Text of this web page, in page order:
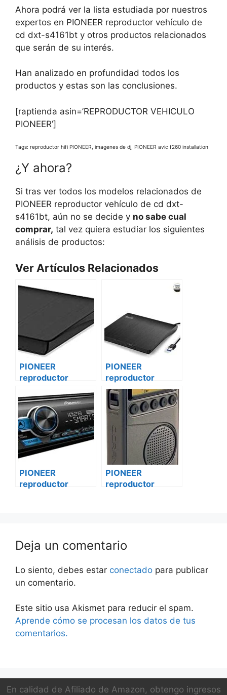
Ahora podrá ver la lista estudiada por nuestros
expertos en PIONEER reproductor vehículo de
cd dxt-s4161bt y otros productos relacionados
que serán de su interés.
Han analizado en profundidad todos los
productos y estas son las conclusiones.
[raptienda asin=’REPRODUCTOR VEHICULO
PIONEER’]
Tags: reproductor hifi PIONEER, imagenes de dj, PIONEER avic f260 installation
¿Y ahora?
Si tras ver todos los modelos relacionados de
PIONEER reproductor vehículo de cd dxt-
s4161bt, aún no se decide y no sabe cual
comprar, tal vez quiera estudiar los siguientes
análisis de productos:
Ver Artículos Relacionados
PIONEER
reproductor
dxt-s4161bt Skoda
PIONEER
reproductor
vehículo de cd
dxt-s4161bt
Citroën
PIONEER
reproductor
PIONEER
reproductor
Deja un comentario
Lo siento, debes estar conectado para publicar
un comentario.
Este sitio usa Akismet para reducir el spam.
Aprende cómo se procesan los datos de tus
comentarios.
En calidad de Afiliado de Amazon, obtengo ingresos